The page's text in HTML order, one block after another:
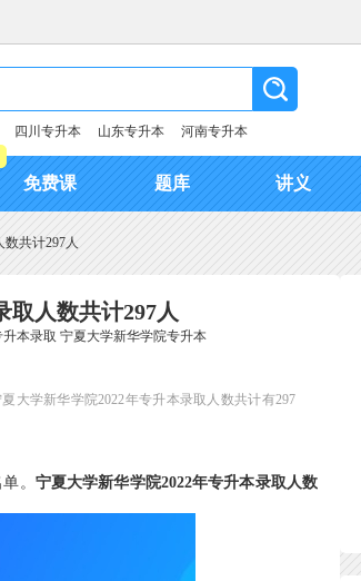
四川专升本 山东专升本 河南专升本
免费课 题库 讲义
共计297人
取人数共计297人
本录取 宁夏大学新华学院专升本
大学新华学院2022年专升本录取人数共计有297
。 宁夏大学新华学院2022年专升本录取人数